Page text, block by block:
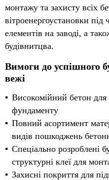
монтажу та захисту всіх
вітроенергоустановки
елементів на заводі, а
будівнитцва.
Вимоги до успішного
вежі
Високомійний бетон для
фундаменту
Повний асортимент
видів пошкоджень
Спеціально розроблені
структурні клеї для
Захисні покриття для